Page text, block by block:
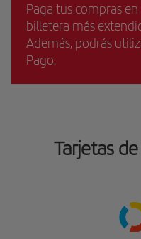
Paga tus compras
billetera más
Además, podrás
Pago.
Tarjetas